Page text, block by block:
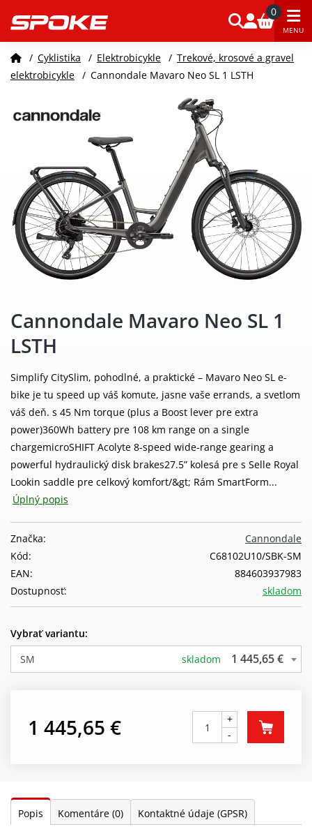
0
MENU
/ Cyklistika / Elektrobicykle / Trekové, krosové a gravel
elektrobicykle / Cannondale Mavaro Neo SL 1 LSTH
Cannondale Mavaro Neo SL 1
LSTH
Simplify CitySlim, pohodlné, a praktické – Mavaro Neo SL e-
bike je tu speed up váš komute, jasne vaše errands, a svetlom
váš deň. s 45 Nm torque (plus a Boost lever pre extra
power)360Wh battery pre 108 km range on a single
chargemicroSHIFT Acolyte 8-speed wide-range gearing a
powerful hydraulický disk brakes27.5” kolesá pre s Selle Royal
Lookin saddle pre celkový komfort/&gt; Rám SmartForm...
Úplný popis
Cannondale
Značka:
C68102U10/SBK-SM
Kód:
884603937983
EAN:
skladom
Dostupnosť:
Vybrať variantu:
SM
skladom 1 445,65 €
1 445,65 €
+
-
Popis Komentáre (0) Kontaktné údaje (GPSR)